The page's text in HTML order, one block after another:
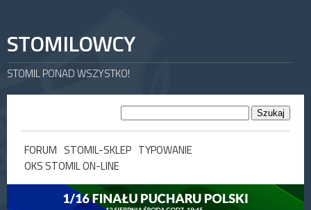
STOMILOWCY
STOMIL PONAD WSZYSTKO!
FORUM STOMIL-SKLEP TYPOWANIE
OKS STOMIL ON-LINE